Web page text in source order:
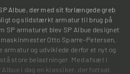
Albue, der med sit forlængede greb
og slidstærkt armatur til brug på
SP armaturet blev SP Albue designet
Otto Sparre-Petersen,
og udviklede derfor et nyt og
store belastninger. Med afsæt i
i dag en klassiker, der fortsat